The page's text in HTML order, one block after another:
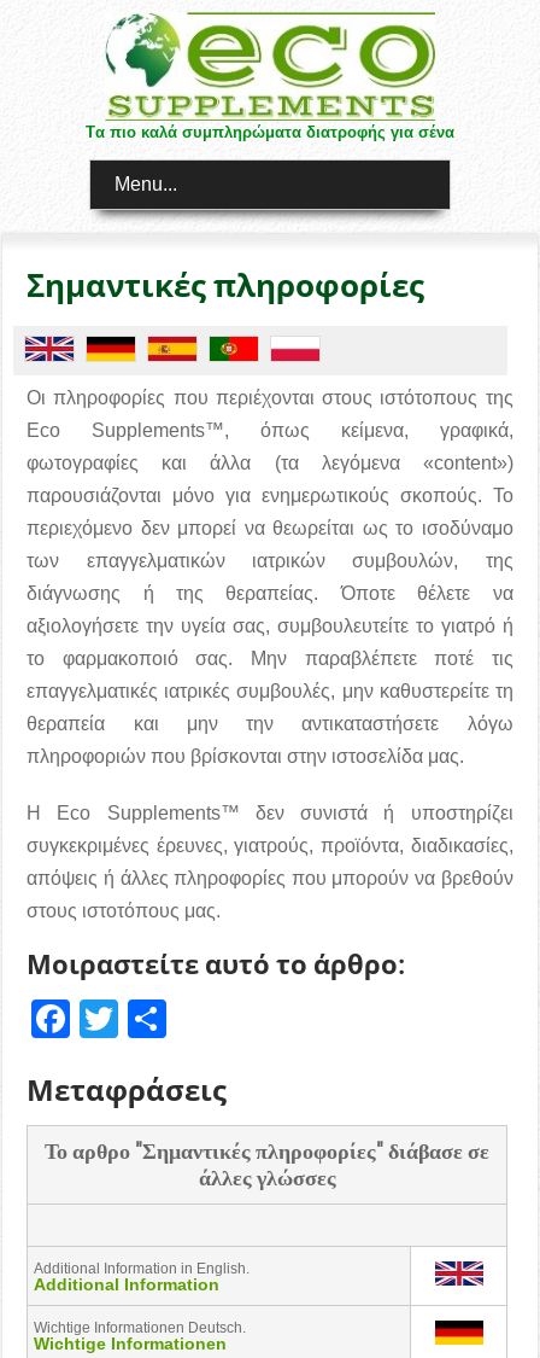
Tα πιο καλά συμπληρώματα διατροφής για σένα
Menu...
Σημαντικές πληροφορίες
Οι πληροφορίες που περιέχονται στους ιστότοπους της
Eco Supplements™, όπως κείμενα, γραφικά,
φωτογραφίες και άλλα (τα λεγόμενα «content»)
παρουσιάζονται μόνο για ενημερωτικούς σκοπούς. Το
περιεχόμενο δεν μπορεί να θεωρείται ως το ισοδύναμο
των επαγγελματικών ιατρικών συμβουλών, της
διάγνωσης ή της θεραπείας. Όποτε θέλετε να
αξιολογήσετε την υγεία σας, συμβουλευτείτε το γιατρό ή
το φαρμακοποιό σας. Μην παραβλέπετε ποτέ τις
επαγγελματικές ιατρικές συμβουλές, μην καθυστερείτε τη
θεραπεία και μην την αντικαταστήσετε λόγω
πληροφοριών που βρίσκονται στην ιστοσελίδα μας.
Η Eco Supplements™ δεν συνιστά ή υποστηρίζει
συγκεκριμένες έρευνες, γιατρούς, προϊόντα, διαδικασίες,
απόψεις ή άλλες πληροφορίες που μπορούν να βρεθούν
στους ιστοτόπους μας.
Μοιραστείτε αυτό το άρθρο:
Facebook
Twitter
Μεταφράσεις
Το αρθρο "Σημαντικές πληροφορίες" διάβασε σε
άλλες γλώσσες
Additional Information in English.
Additional Information
Wichtige Informationen Deutsch.
Wichtige Informationen